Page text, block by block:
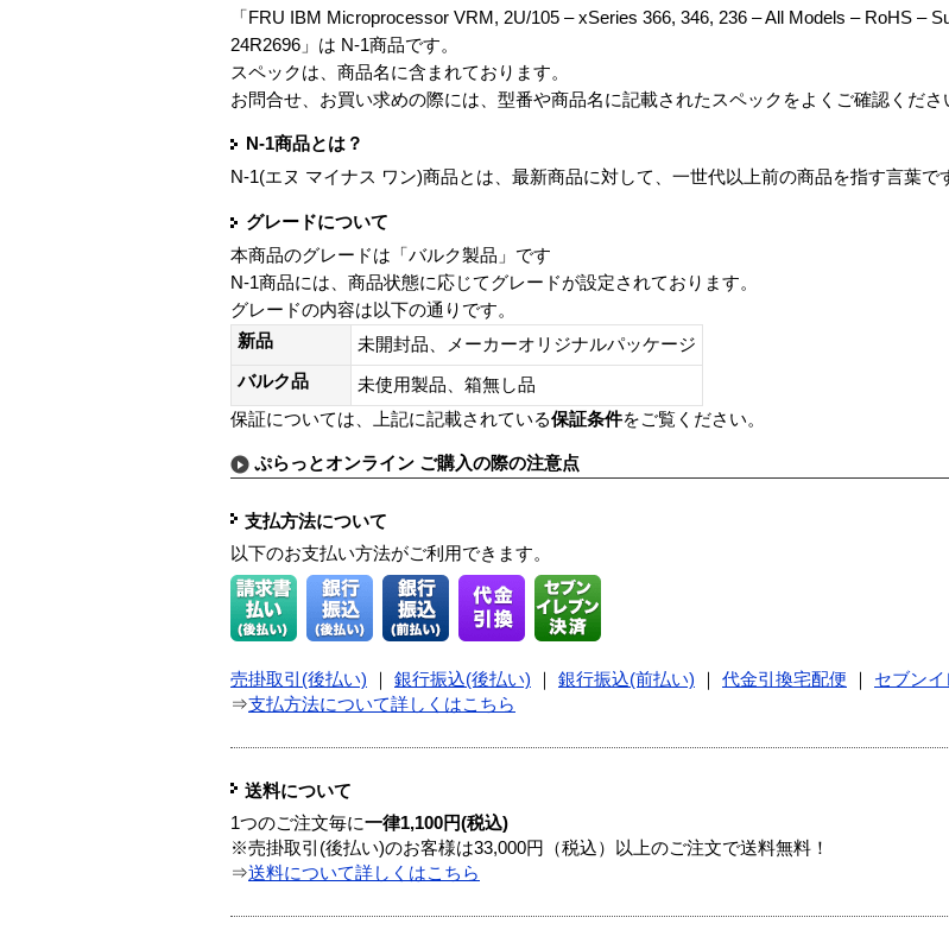
「FRU IBM Microprocessor VRM, 2U/105 – xSeries 366, 346, 236 – All Models – RoHS –
24R2696」は N-1商品です。
スペックは、商品名に含まれております。
お問合せ、お買い求めの際には、型番や商品名に記載されたスペックをよくご確認くださ
N-1商品とは？
N-1(エヌ マイナス ワン)商品とは、最新商品に対して、一世代以上前の商品を指す言葉で
グレードについて
本商品のグレードは「バルク製品」です
N-1商品には、商品状態に応じてグレードが設定されております。
グレードの内容は以下の通りです。
新品
未開封品、メーカーオリジナルパッケージ
バルク品
未使用製品、箱無し品
保証については、上記に記載されている保証条件をご覧ください。
ぷらっとオンライン ご購入の際の注意点
支払方法について
以下のお支払い方法がご利用できます。
売掛取引(後払い) 銀行振込(後払い) 銀行振込(前払い) 代金引換宅配便
セブン
⇒支払方法について詳しくはこちら
送料について
1つのご注文毎に一律1,100円(税込)
※売掛取引(後払い)のお客様は33,000円（税込）以上のご注文で送料無料！
⇒送料について詳しくはこちら